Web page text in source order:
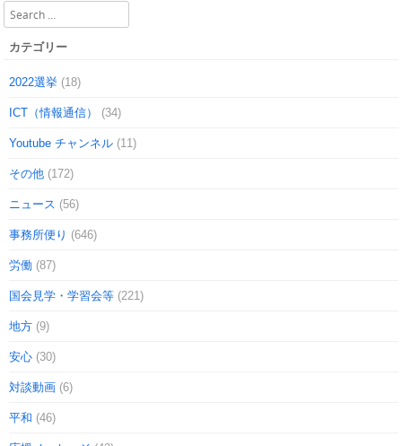
Search
カテゴリー
2022選挙 (18)
ICT（情報通信） (34)
Youtube チャンネル (11)
その他 (172)
ニュース (56)
事務所便り (646)
労働 (87)
国会見学・学習会等 (221)
地方 (9)
安心 (30)
対談動画 (6)
平和 (46)